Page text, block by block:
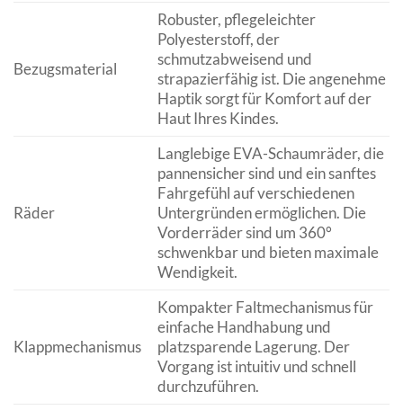
Bezugsmaterial
Robuster, pflegeleichter
Polyesterstoff, der
schmutzabweisend und
strapazierfähig ist. Die angenehme
Haptik sorgt für Komfort auf der
Haut Ihres Kindes.
Räder
Langlebige EVA-Schaumräder, die
pannensicher sind und ein sanftes
Fahrgefühl auf verschiedenen
Untergründen ermöglichen. Die
Vorderräder sind um 360°
schwenkbar und bieten maximale
Wendigkeit.
Klappmechanismus
Kompakter Faltmechanismus für
einfache Handhabung und
platzsparende Lagerung. Der
Vorgang ist intuitiv und schnell
durchzuführen.